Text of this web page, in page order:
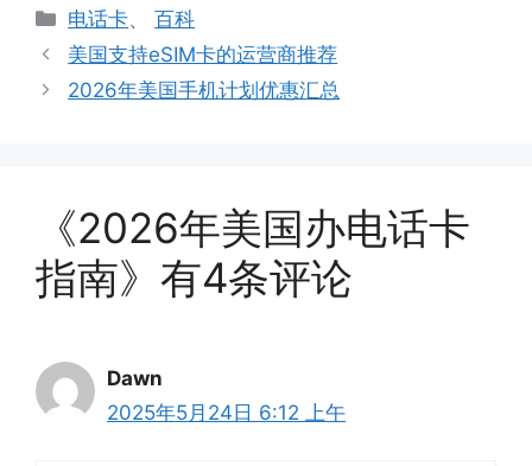
分
类
电话卡、百科
美国支持eSIM卡的运营商推荐
2026年美国手机计划优惠汇总
《2026年美国办电话卡
指南》有4条评论
Dawn
2025年5月24日 6:12 上午